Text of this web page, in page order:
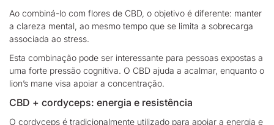
Ao combiná-lo com flores de CBD, o objetivo é diferente: manter
a clareza mental, ao mesmo tempo que se limita a sobrecarga
associada ao stress.
Esta combinação pode ser interessante para pessoas expostas a
uma forte pressão cognitiva. O CBD ajuda a acalmar, enquanto o
lion’s mane visa apoiar a concentração.
CBD + cordyceps: energia e resistência
O cordyceps é tradicionalmente utilizado para apoiar a energia e